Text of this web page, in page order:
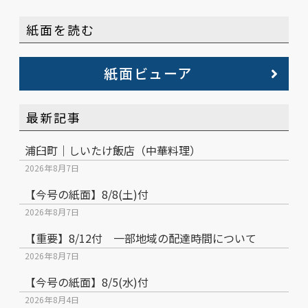
紙面を読む
紙面ビューア
最新記事
浦臼町｜しいたけ飯店（中華料理）
2026年8月7日
【今号の紙面】8/8(土)付
2026年8月7日
【重要】8/12付 一部地域の配達時間について
2026年8月7日
【今号の紙面】8/5(水)付
2026年8月4日